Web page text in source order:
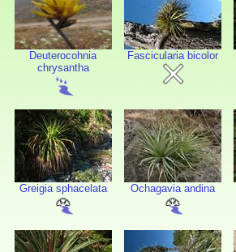
Deuterocohnia
chrysantha
Fascicularia bicolor
Greigia sphacelata Ochagavia andina